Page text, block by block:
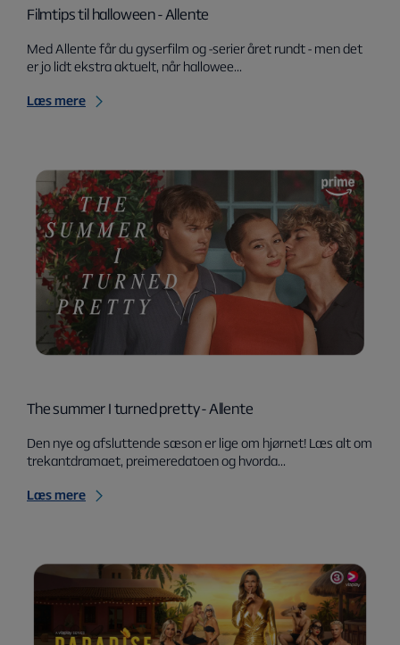
Filmtips til halloween - Allente
Med Allente får du gyserfilm og -serier året rundt - men det
er jo lidt ekstra aktuelt, når hallowee...
Læs mere
The summer I turned pretty - Allente
Den nye og afsluttende sæson er lige om hjørnet! Læs alt om
trekantdramaet, preimeredatoen og hvorda...
Læs mere